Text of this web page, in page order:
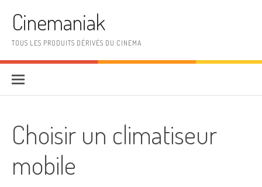
Cinemaniak
TOUS LES PRODUITS DÉRIVÉS DU CINEMA
Choisir un climatiseur
mobile